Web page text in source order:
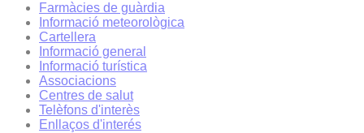
Farmàcies de guàrdia
Informació meteorològica
Cartellera
Informació general
Informació turística
Associacions
Centres de salut
Telèfons d'interès
Enllaços d'interés